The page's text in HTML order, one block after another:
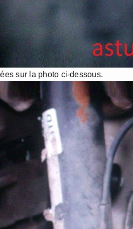
sur la photo ci-dessous.